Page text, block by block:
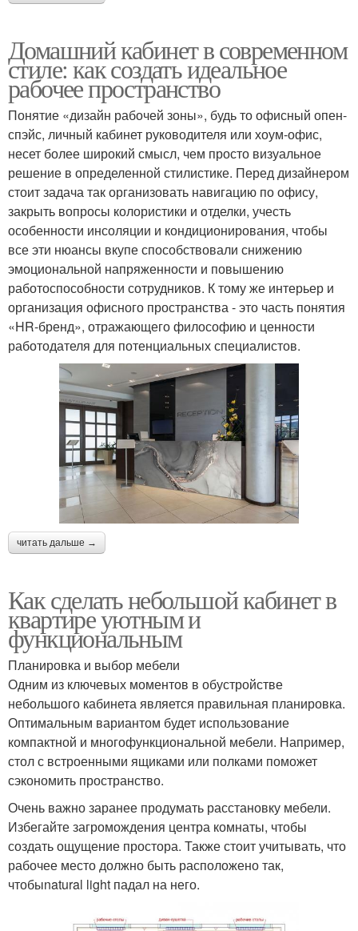
Домашний кабинет в современном
стиле: как создать идеальное
рабочее пространство
Понятие «дизайн рабочей зоны», будь то офисный опен-
спэйс, личный кабинет руководителя или хоум-офис,
несет более широкий смысл, чем просто визуальное
решение в определенной стилистике. Перед дизайнером
стоит задача так организовать навигацию по офису,
закрыть вопросы колористики и отделки, учесть
особенности инсоляции и кондиционирования, чтобы
все эти нюансы вкупе способствовали снижению
эмоциональной напряженности и повышению
работоспособности сотрудников. К тому же интерьер и
организация офисного пространства - это часть понятия
«HR-бренд», отражающего философию и ценности
работодателя для потенциальных специалистов.
читать дальше →
Как сделать небольшой кабинет в
квартире уютным и
функциональным
Планировка и выбор мебели
Одним из ключевых моментов в обустройстве
небольшого кабинета является правильная планировка.
Оптимальным вариантом будет использование
компактной и многофункциональной мебели. Например,
стол с встроенными ящиками или полками поможет
сэкономить пространство.
Очень важно заранее продумать расстановку мебели.
Избегайте загромождения центра комнаты, чтобы
создать ощущение простора. Также стоит учитывать, что
рабочее место должно быть расположено так,
чтобыnatural light падал на него.